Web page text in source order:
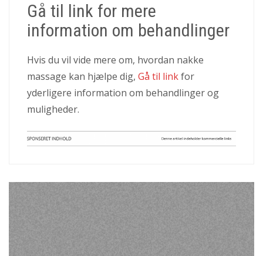
Gå til link for mere
information om behandlinger
Hvis du vil vide mere om, hvordan nakke
massage kan hjælpe dig, Gå til linkfor
yderligere information om behandlinger og
muligheder.